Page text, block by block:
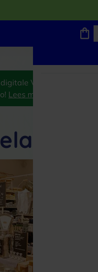
VVV
Lees meer